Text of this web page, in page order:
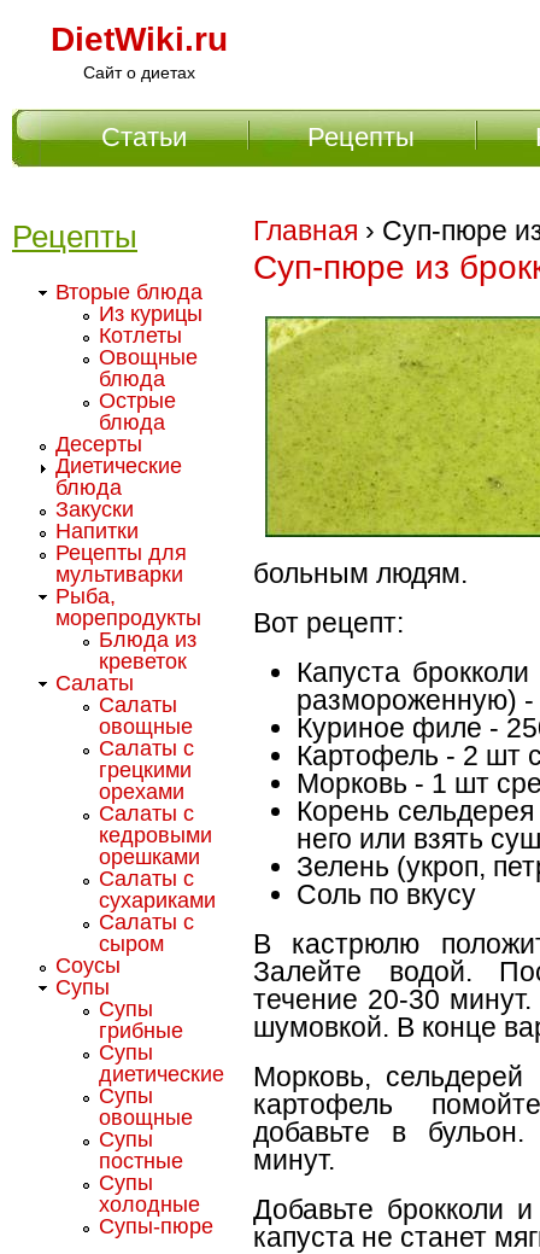
DietWiki.ru
Сайт о диетах
Главная › Суп-пюре
Суп-пюре из
больным людям.
Вот рецепт:
Капуста
размороженную) -
Куриное филе -
Картофель - 2 шт
Морковь - 1 шт
Корень
него или взять
Зелень (укроп,
Соль по вкусу
В кастрюлю
Залейте водой.
течение 20-30
шумовкой. В конце
Морковь,
картофель
добавьте в
минут.
Добавьте брокколи
капуста не станет
Главное меню
Статьи Рецепты
Рецепты
Вторые блюда
Из курицы
Котлеты
Овощные
блюда
Острые
блюда
Десерты
Диетические
блюда
Закуски
Напитки
Рецепты для
мультиварки
Рыба,
морепродукты
Блюда из
креветок
Салаты
Салаты
овощные
Салаты с
грецкими
орехами
Салаты с
кедровыми
орешками
Салаты с
сухариками
Салаты с
сыром
Соусы
Супы
Супы
грибные
Супы
диетические
Супы
овощные
Супы
постные
Супы
холодные
Супы-пюре